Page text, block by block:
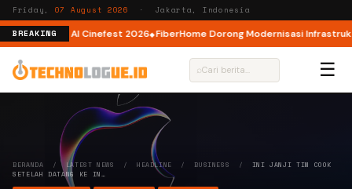
Friday, 07 August 2026 · Jakarta, Indonesia
BREAKING
AI lewat AI Cinefest 2026 FiberHome Dorong Modernisasi Infrastruktur
⌕ ☰
BERANDA / LATEST NEWS / HEADLINE / BUSINESS / INI JANJI TIM COOK
SETELAH DATANG KE IN…